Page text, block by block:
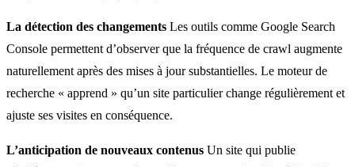
La détection des changements Les outils comme Google Search
Console permettent d’observer que la fréquence de crawl augmente
naturellement après des mises à jour substantielles. Le moteur de
recherche « apprend » qu’un site particulier change régulièrement et
ajuste ses visites en conséquence.
L’anticipation de nouveaux contenus Un site qui publie